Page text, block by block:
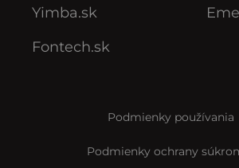
Yimba.sk
Fontech.sk
Podmienky používania
Podmienky ochrany